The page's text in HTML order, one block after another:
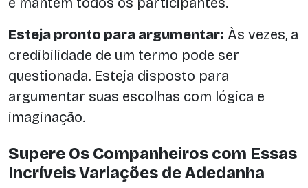
Esteja pronto para argumentar: Às vezes, a
credibilidade de um termo pode ser
questionada. Esteja disposto para
argumentar suas escolhas com lógica e
imaginação.
Supere Os Companheiros com Essas
Incríveis Variações de Adedanha